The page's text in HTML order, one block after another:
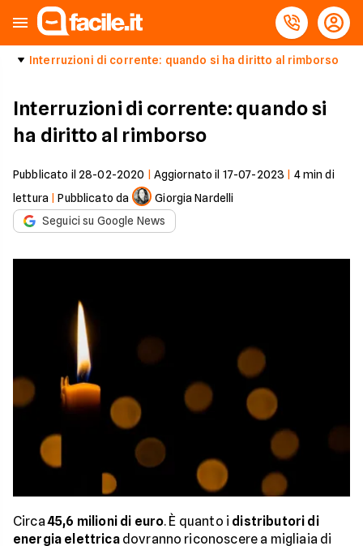
Interruzioni di corrente: quando si ha diritto al rimborso
Interruzioni di corrente: quando si
ha diritto al rimborso
Pubblicato il 28-02-2020 Aggiornato il 17-07-2023 4min di
lettura |Pubblicato da
Giorgia Nardelli
Seguici su Google News
Circa45,6 milioni di euro. È quanto i distributori di
energia elettricadovranno riconoscere a migliaia di